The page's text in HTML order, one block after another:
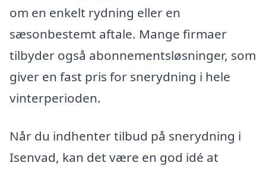
om en enkelt rydning eller en
sæsonbestemt aftale. Mange firmaer
tilbyder også abonnementsløsninger, som
giver en fast pris for snerydning i hele
vinterperioden.
Når du indhenter tilbud på snerydning i
Isenvad, kan det være en god idé at